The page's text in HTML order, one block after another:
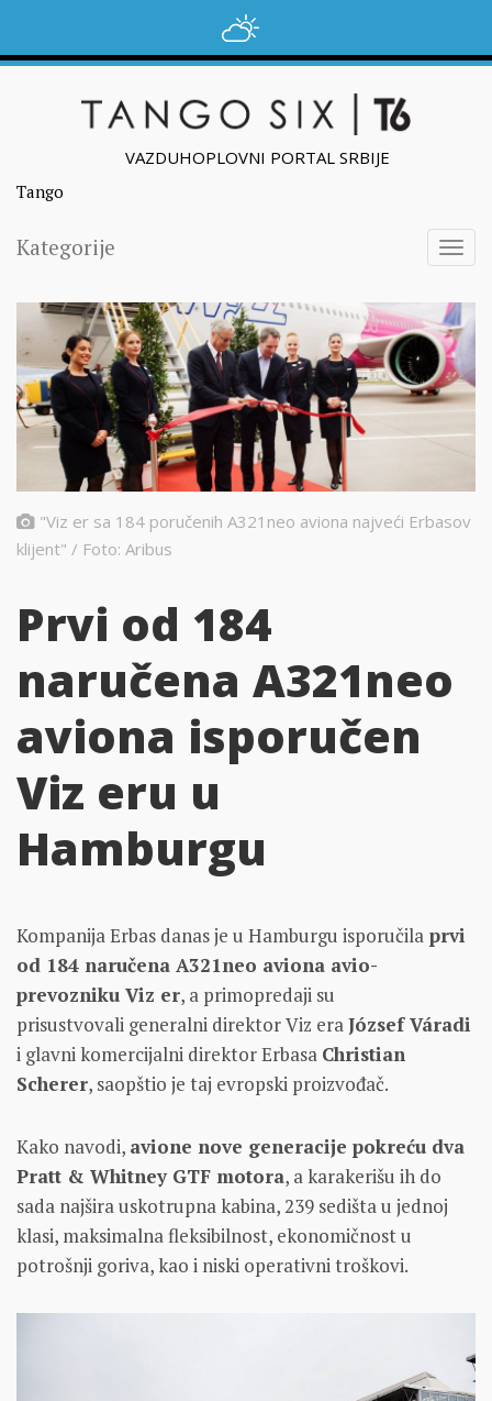
VAZDUHOPLOVNI PORTAL SRBIJE
Tango
Kategorije
"Viz er sa 184 poručenih A321neo aviona najveći Erbasov
klijent" / Foto: Aribus
Prvi od 184
naručena A321neo
aviona isporučen
Viz eru u
Hamburgu
Kompanija Erbas danas je u Hamburgu isporučila prvi
od 184 naručena A321neo aviona avio-
prevozniku Viz er, a primopredaji su
prisustvovali generalni direktor Viz eraJózsef Váradi
i glavni komercijalni direktor Erbasa Christian
Scherer, saopštio je taj evropski proizvođač.
Kako navodi, avione nove generacije pokreću dva
Pratt & Whitney GTF motora, a karakerišu ih do
sada najšira uskotrupna kabina, 239 sedišta u jednoj
klasi, maksimalna fleksibilnost, ekonomičnost u
potrošnji goriva, kao i niski operativni troškovi.